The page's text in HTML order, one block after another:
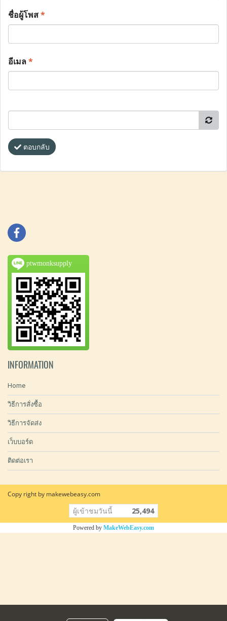
ชื่อผู้โพส*
อีเมล*
ตอบกลับ
ptwmonksupply
INFORMATION
Home
วิธีการสั่งซื้อ
วิธีการจัดส่ง
เว็บบอร์ด
ติดต่อเรา
Copy right by makewebeasy.com
ผู้เข้าชมวันนี้ 25,494
Powered by MakeWebEasy.com